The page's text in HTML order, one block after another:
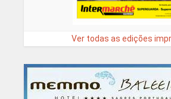
Ver todas as edições